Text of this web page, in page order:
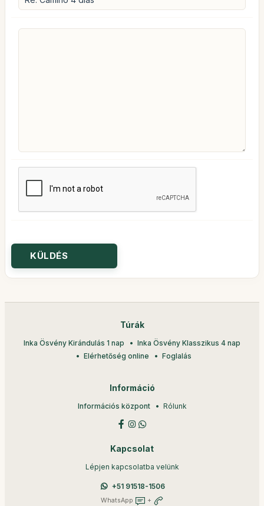
Túrák
Inka Ösvény Kirándulás 1 nap
Inka Ösvény Klasszikus 4 nap
Elérhetőség online
Foglalás
Információ
Információs központ Rólunk
Kapcsolat
Lépjen kapcsolatba velünk
+51 91518-1506
WhatsApp +